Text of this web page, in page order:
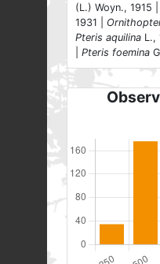
(L.) Woyn., 1915 |
1931 |
Pteris aquilina L.,
Pteris foemina